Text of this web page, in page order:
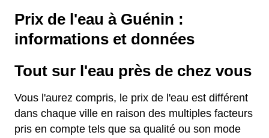
Prix de l'eau à Guénin :
informations et données
Tout sur l'eau près de chez vous
Vous l'aurez compris, le prix de l'eau est différent
dans chaque ville en raison des multiples facteurs
pris en compte tels que sa qualité ou son mode